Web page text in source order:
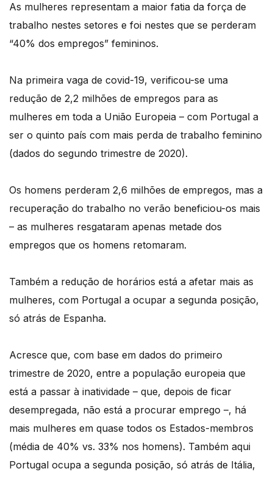
As mulheres representam a maior fatia da força de
trabalho nestes setores e foi nestes que se perderam
“40% dos empregos” femininos.
Na primeira vaga de covid-19, verificou-se uma
redução de 2,2 milhões de empregos para as
mulheres em toda a União Europeia – com Portugal a
ser o quinto país com mais perda de trabalho feminino
(dados do segundo trimestre de 2020).
Os homens perderam 2,6 milhões de empregos, mas a
recuperação do trabalho no verão beneficiou-os mais
– as mulheres resgataram apenas metade dos
empregos que os homens retomaram.
Também a redução de horários está a afetar mais as
mulheres, com Portugal a ocupar a segunda posição,
só atrás de Espanha.
Acresce que, com base em dados do primeiro
trimestre de 2020, entre a população europeia que
está a passar à inatividade – que, depois de ficar
desempregada, não está a procurar emprego –, há
mais mulheres em quase todos os Estados-membros
(média de 40% vs. 33% nos homens). Também aqui
Portugal ocupa a segunda posição, só atrás de Itália,